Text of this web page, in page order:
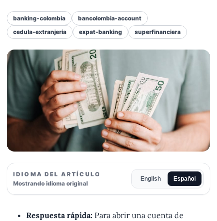
banking-colombia
bancolombia-account
cedula-extranjeria
expat-banking superfinanciera
IDIOMA DEL ARTÍCULO
Mostrando idioma original
English Español
Respuesta rápida: Para abrir una cuenta de